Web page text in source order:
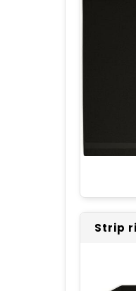
Strip